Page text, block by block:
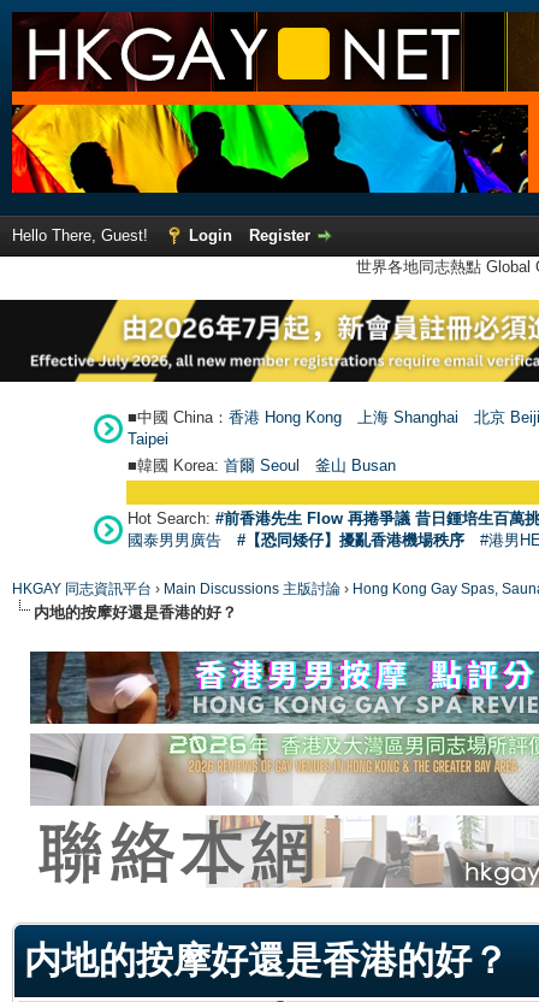
Hello There, Guest! Login
Register
世界各地同志熱點
■中國 China： 香港 Hong Kong 上海 Shanghai
北京
Taipei
■韓國 Korea: 首爾 Seoul 釜山 Busan
Hot Search: #前香港先生 Flow 再捲爭議 昔日鍾培生百萬
國泰男男廣告
#【恐同矮仔】擾亂香港機場秩序 #港男
HKGAY 同志資訊平台 › Main Discussions 主版討論 › Hong Kong Gay Spas,
内地的按摩好還是香港的好？
内地的按摩好還是香港的好？